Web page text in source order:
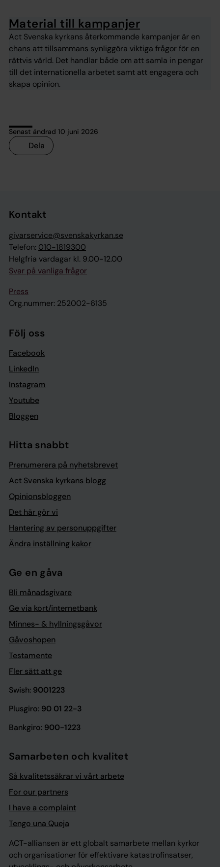
Material till kampanjer
Act Svenska kyrkans återkommande kampanjer är en
chans att tillsammans synliggöra viktiga frågor för en
rättvis värld. Det handlar både om att samla in pengar
till det internationella arbetet samt att engagera och
skapa opinion.
Senast ändrad 10 juni 2026
Dela
Kontakt
givarservice@svenskakyrkan.se
Telefon: 010-1819300
Helgfria vardagar kl. 9.00-12.00
Svar på vanliga frågor
Press
Org.nummer: 252002-6135
Följ oss
Facebook
LinkedIn
Instagram
Youtube
Bloggen
Hitta snabbt
Prenumerera på nyhetsbrevet
Act Svenska kyrkans blogg
Opinionsbloggen
Det här gör vi
Hantering av personuppgifter
Ändra inställning kakor
Ge en gåva
Bli månadsgivare
Ge via kort/internetbank
Minnes- & hyllningsgåvor
Gåvoshopen
Testamente
Fler sätt att ge
Swish: 9001223
Plusgiro: 90 01 22-3
Bankgiro: 900-1223
Samarbeten och kvalitet
Så kvalitetssäkrar vi vårt arbete
For our partners
I have a complaint
Tengo una Queja
ACT-alliansen är ett globalt samarbete mellan kyrkor
och organisationer för effektivare katastrofinsatser,